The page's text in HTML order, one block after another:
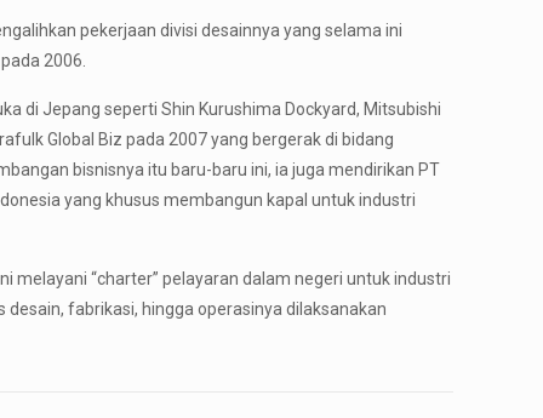
pekerjaan divisi desainnya yang selama ini
2006.
di Jepang seperti Shin Kurushima Dockyard, Mitsubishi
Global Biz pada 2007 yang bergerak di bidang
bisnisnya itu baru-baru ini, ia juga mendirikan PT
yang khusus membangun kapal untuk industri
melayani “charter” pelayaran dalam negeri untuk industri
fabrikasi, hingga operasinya dilaksanakan